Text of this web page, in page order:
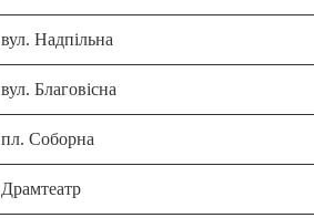
вул. Надпільна
вул. Благовісна
пл. Соборна
Драмтеатр